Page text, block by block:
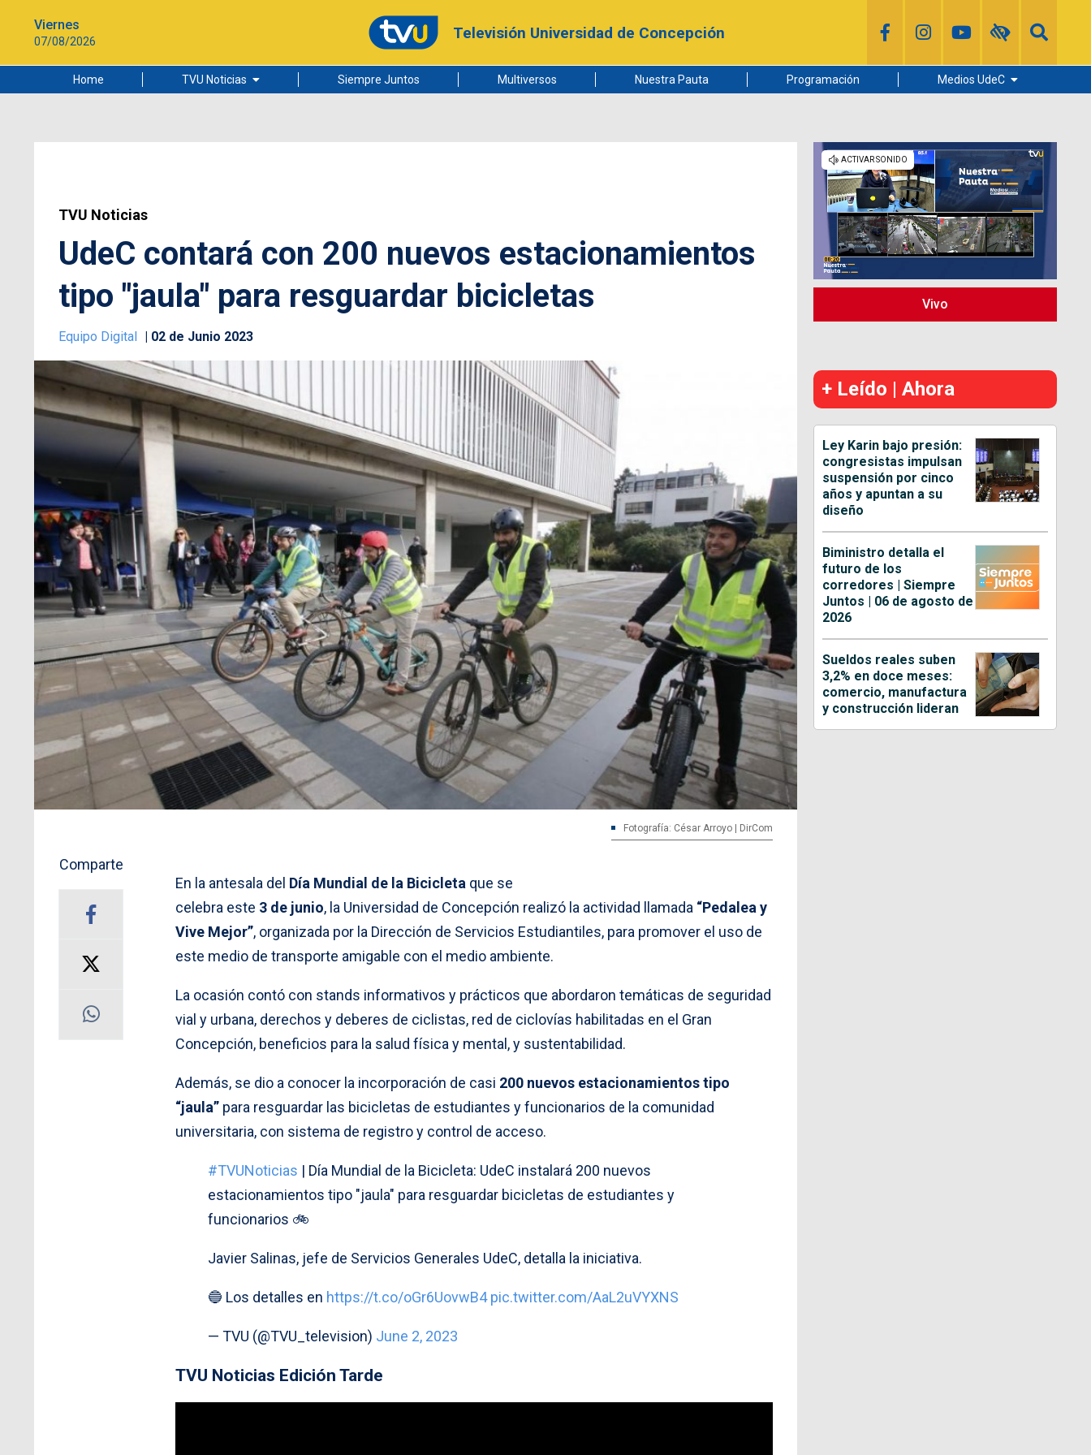
Viernes
07/08/2026 Televisión Universidad de Concepción
Home TVU Noticias
Ciudad
Siempre Juntos Multiversos Nuestra Pauta Programación Medios UdeC
Radio UdeC
Noticias UdeC
La Discusión
TVU Noticias
UdeC contará con 200 nuevos estacionamientos
tipo "jaula" para resguardar bicicletas
Equipo Digital 02 de Junio 2023
Fotografía: César Arroyo | DirCom
Comparte
En la antesala del Día Mundial de la Bicicleta que se
celebra este 3 de junio, la Universidad de Concepción realizó la actividad llamada “Pedalea y
Vive Mejor”, organizada por la Dirección de Servicios Estudiantiles, para promover el uso de
este medio de transporte amigable con el medio ambiente.
La ocasión contó con stands informativos y prácticos que abordaron temáticas de seguridad
vial y urbana, derechos y deberes de ciclistas, red de ciclovías habilitadas en el Gran
Concepción, beneficios para la salud física y mental, y sustentabilidad.
Además, se dio a conocer la incorporación de casi 200 nuevos estacionamientos tipo
“jaula” para resguardar las bicicletas de estudiantes y funcionarios de la comunidad
universitaria, con sistema de registro y control de acceso.
#TVUNoticias | Día Mundial de la Bicicleta: UdeC instalará 200 nuevos
estacionamientos tipo "jaula" para resguardar bicicletas de estudiantes y
funcionarios 🚲
Javier Salinas, jefe de Servicios Generales UdeC, detalla la iniciativa.
🔵 Los detalles en https://t.co/oGr6UovwB4 pic.twitter.com/AaL2uVYXNS
— TVU (@TVU_television) June 2, 2023
TVU Noticias Edición Tarde
Vivo
+ Leído | Ahora
Ley Karin bajo presión:
congresistas impulsan
suspensión por cinco
años y apuntan a su
diseño
Biministro detalla el
futuro de los
corredores | Siempre
Juntos | 06 de agosto de
2026
Sueldos reales suben
3,2% en doce meses:
comercio, manufactura
y construcción lideran